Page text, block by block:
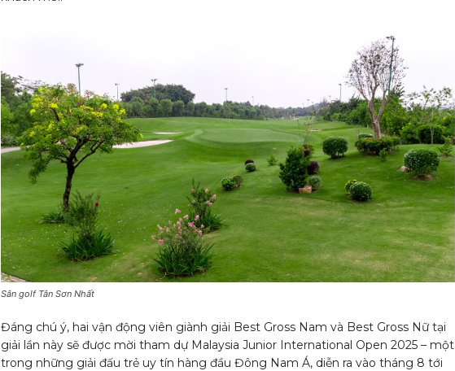
Sân golf Tân Sơn Nhất
Đáng chú ý, hai vận động viên giành giải Best Gross Nam và Best Gross Nữ tại
giải lần này sẽ được mời tham dự Malaysia Junior International Open 2025 – một
trong những giải đấu trẻ uy tín hàng đầu Đông Nam Á, diễn ra vào tháng 8 tới